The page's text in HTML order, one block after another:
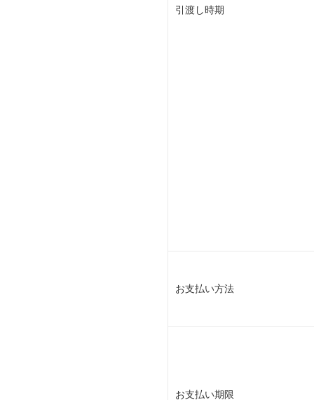
引渡し時期
お支払い方法
お支払い期限